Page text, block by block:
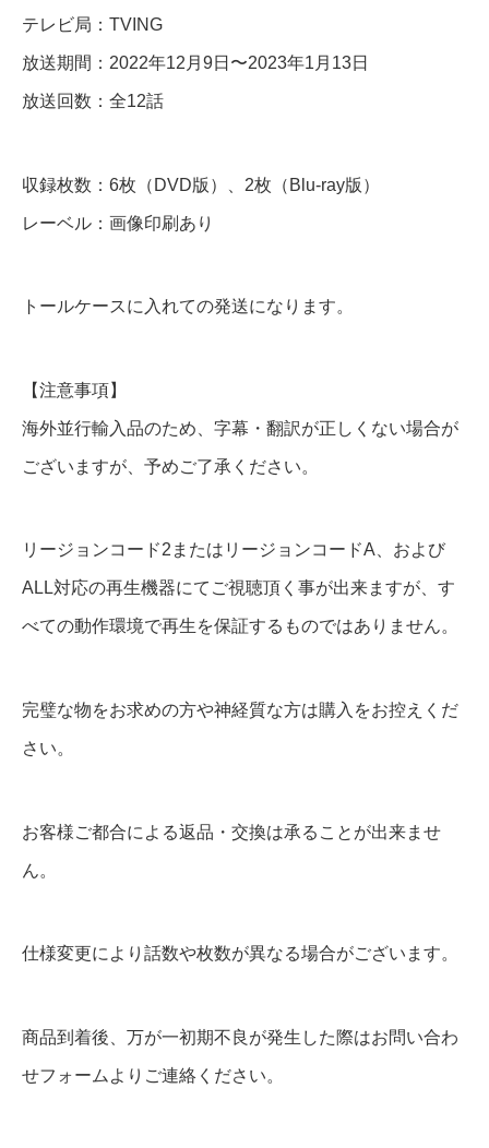
V
D
＆
a
テレビ局：TVING
放送期間：2022年12月9日〜2023年1月13日
放送回数：全12話
収録枚数：6枚（DVD版）、2枚（Blu-ray版）
レーベル：画像印刷あり
トールケースに入れての発送になります。
【注意事項】
海外並行輸入品のため、字幕・翻訳が正しくない場合が
ございますが、予めご了承ください。
リージョンコード2またはリージョンコードA、および
ALL対応の再生機器にてご視聴頂く事が出来ますが、す
べての動作環境で再生を保証するものではありません。
完璧な物をお求めの方や神経質な方は購入をお控えくだ
さい。
お客様ご都合による返品・交換は承ることが出来ませ
ん。
仕様変更により話数や枚数が異なる場合がございます。
商品到着後、万が一初期不良が発生した際はお問い合わ
せフォームよりご連絡ください。